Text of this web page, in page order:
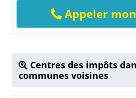
Appeler
Centres des impôts
communes voisines